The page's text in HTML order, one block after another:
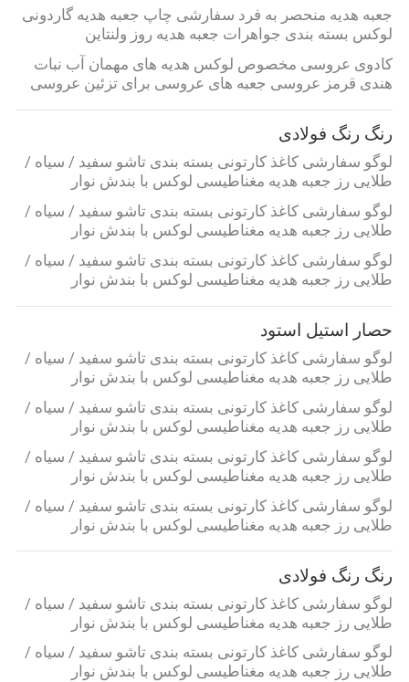
ما
تماس
بگیرید
اخبار
درخواست
نقل
قول
نقشه
سایت
سیاست
حفظ
حریم
خصوصی
جعبه هدیه منحصر به فرد سفارشی چاپ جعبه هدیه گاردونی
لوکس بسته بندی جواهرات جعبه هدیه روز ولنتاین
کادوی عروسی مخصوص لوکس هدیه های مهمان آب نبات
هندی قرمز عروسی جعبه های عروسی برای تزئین عروسی
رنگ رنگ فولادی
لوگو سفارشی کاغذ کارتونی بسته بندی تاشو سفید / سیاه /
طلایی رز جعبه هدیه مغناطیسی لوکس با بندش نوار
لوگو سفارشی کاغذ کارتونی بسته بندی تاشو سفید / سیاه /
طلایی رز جعبه هدیه مغناطیسی لوکس با بندش نوار
لوگو سفارشی کاغذ کارتونی بسته بندی تاشو سفید / سیاه /
طلایی رز جعبه هدیه مغناطیسی لوکس با بندش نوار
حصار استیل استود
لوگو سفارشی کاغذ کارتونی بسته بندی تاشو سفید / سیاه /
طلایی رز جعبه هدیه مغناطیسی لوکس با بندش نوار
لوگو سفارشی کاغذ کارتونی بسته بندی تاشو سفید / سیاه /
طلایی رز جعبه هدیه مغناطیسی لوکس با بندش نوار
لوگو سفارشی کاغذ کارتونی بسته بندی تاشو سفید / سیاه /
طلایی رز جعبه هدیه مغناطیسی لوکس با بندش نوار
لوگو سفارشی کاغذ کارتونی بسته بندی تاشو سفید / سیاه /
طلایی رز جعبه هدیه مغناطیسی لوکس با بندش نوار
رنگ رنگ فولادی
لوگو سفارشی کاغذ کارتونی بسته بندی تاشو سفید / سیاه /
طلایی رز جعبه هدیه مغناطیسی لوکس با بندش نوار
لوگو سفارشی کاغذ کارتونی بسته بندی تاشو سفید / سیاه /
طلایی رز جعبه هدیه مغناطیسی لوکس با بندش نوار